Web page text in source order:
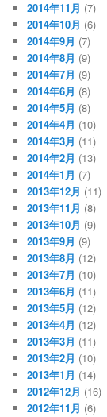
2014年11月 (7)
2014年10月 (6)
2014年9月 (7)
2014年8月 (9)
2014年7月 (9)
2014年6月 (8)
2014年5月 (8)
2014年4月 (10)
2014年3月 (11)
2014年2月 (13)
2014年1月 (7)
2013年12月 (11)
2013年11月 (8)
2013年10月 (9)
2013年9月 (9)
2013年8月 (12)
2013年7月 (10)
2013年6月 (11)
2013年5月 (12)
2013年4月 (12)
2013年3月 (11)
2013年2月 (10)
2013年1月 (14)
2012年12月 (16)
2012年11月 (6)